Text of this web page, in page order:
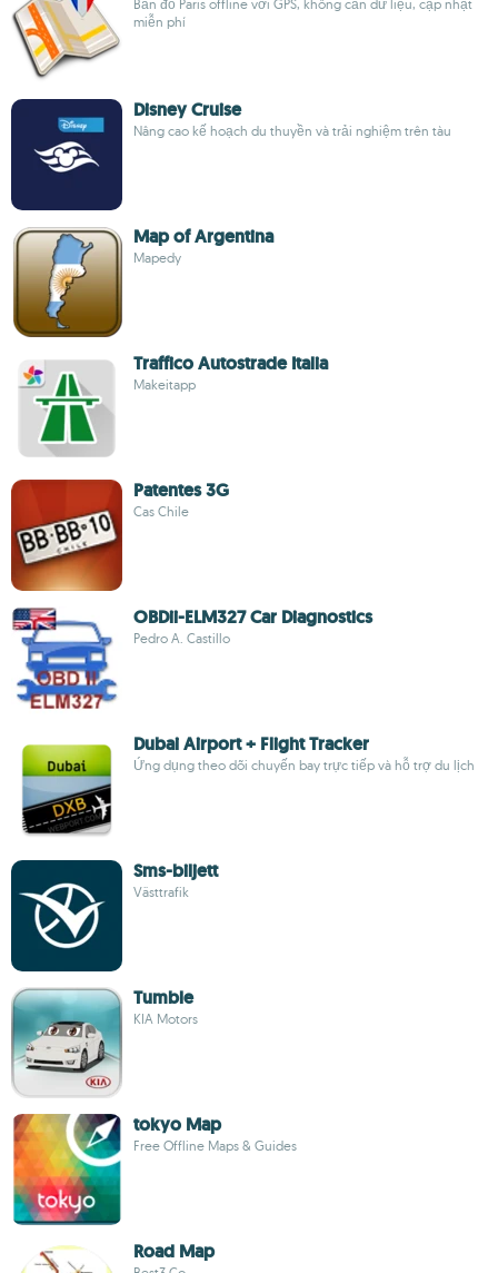
Bản đồ Paris offline với GPS, không cần dữ liệu, cập nhật
miễn phí
Disney Cruise
Nâng cao kế hoạch du thuyền và trải nghiệm trên tàu
Map of Argentina
Mapedy
Traffico Autostrade Italia
Makeitapp
Patentes 3G
Cas Chile
OBDii-ELM327 Car Diagnostics
Pedro A. Castillo
Dubai Airport + Flight Tracker
Ứng dụng theo dõi chuyến bay trực tiếp và hỗ trợ du lịch
Sms-biljett
Västtrafik
Tumble
KIA Motors
tokyo Map
Free Offline Maps & Guides
Road Map